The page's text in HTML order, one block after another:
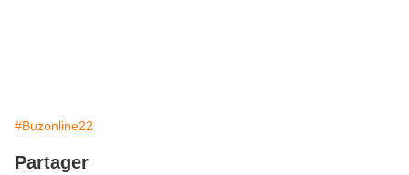
#Buzonline22
Partager